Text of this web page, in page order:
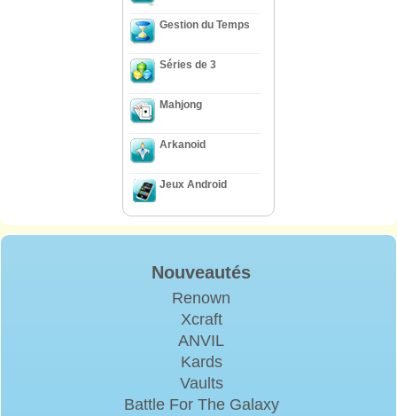
Gestion du Temps
Séries de 3
Mahjong
Arkanoid
Jeux Android
Nouveautés
Renown
Xcraft
ANVIL
Kards
Vaults
Battle For The Galaxy